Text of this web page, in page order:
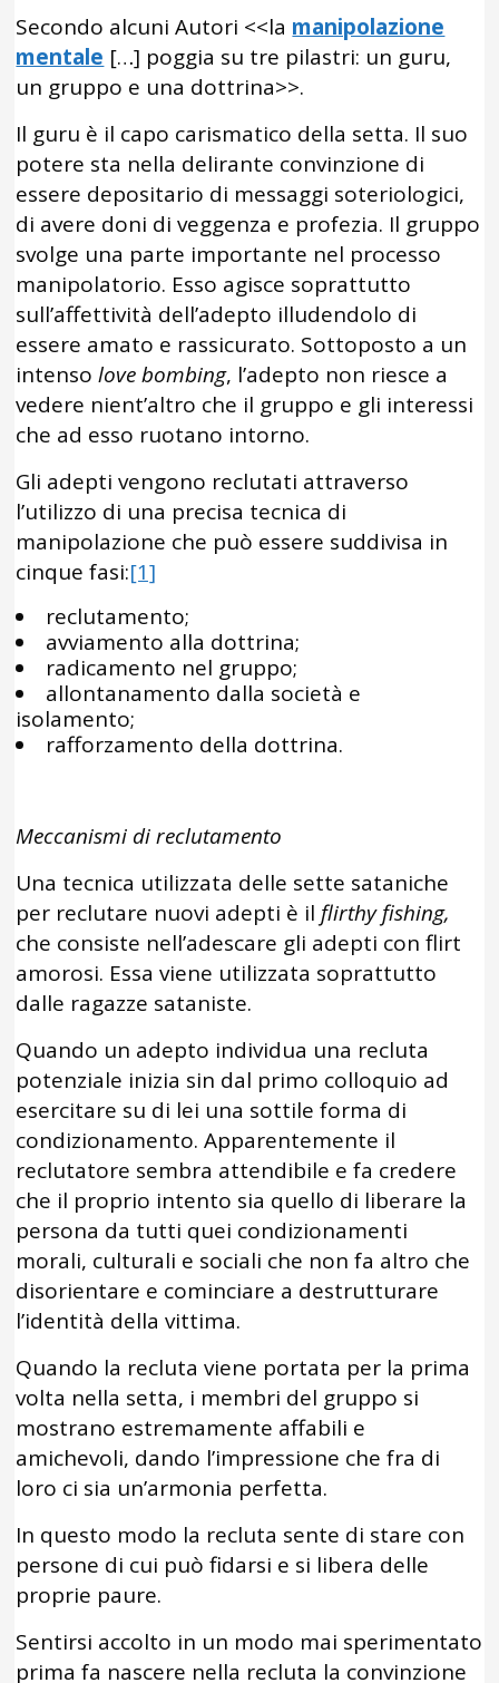
Secondo alcuni Autori <<la manipolazione
mentale […] poggia su tre pilastri: un guru,
un gruppo e una dottrina>>.
Il guru è il capo carismatico della setta. Il suo
potere sta nella delirante convinzione di
essere depositario di messaggi soteriologici,
di avere doni di veggenza e profezia. Il gruppo
svolge una parte importante nel processo
manipolatorio. Esso agisce soprattutto
sull’affettività dell’adepto illudendolo di
essere amato e rassicurato. Sottoposto a un
intenso love bombing, l’adepto non riesce a
vedere nient’altro che il gruppo e gli interessi
che ad esso ruotano intorno.
Gli adepti vengono reclutati attraverso
l’utilizzo di una precisa tecnica di
manipolazione che può essere suddivisa in
cinque fasi:[1]
reclutamento;
avviamento alla dottrina;
radicamento nel gruppo;
allontanamento dalla società e
isolamento;
rafforzamento della dottrina.
Meccanismi di reclutamento
Una tecnica utilizzata delle sette sataniche
per reclutare nuovi adepti è il flirthy fishing,
che consiste nell’adescare gli adepti con flirt
amorosi. Essa viene utilizzata soprattutto
dalle ragazze sataniste.
Quando un adepto individua una recluta
potenziale inizia sin dal primo colloquio ad
esercitare su di lei una sottile forma di
condizionamento. Apparentemente il
reclutatore sembra attendibile e fa credere
che il proprio intento sia quello di liberare la
persona da tutti quei condizionamenti
morali, culturali e sociali che non fa altro che
disorientare e cominciare a destrutturare
l’identità della vittima.
Quando la recluta viene portata per la prima
volta nella setta, i membri del gruppo si
mostrano estremamente affabili e
amichevoli, dando l’impressione che fra di
loro ci sia un’armonia perfetta.
In questo modo la recluta sente di stare con
persone di cui può fidarsi e si libera delle
proprie paure.
Sentirsi accolto in un modo mai sperimentato
prima fa nascere nella recluta la convinzione